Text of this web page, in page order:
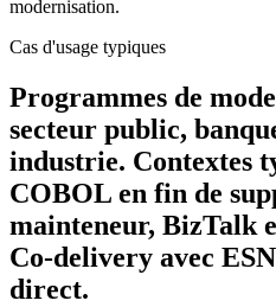
modernisation.
Cas d'usage typiques
Programmes de
secteur public,
industrie. Contextes
COBOL en fin de
mainteneur, BizTalk
Co-delivery avec
direct.